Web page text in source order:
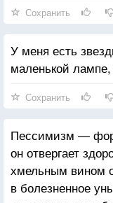
Сохранить
У меня есть
маленькой
Сохранить
Пессимизм —
он отвергает
хмельным вином
в болезненное